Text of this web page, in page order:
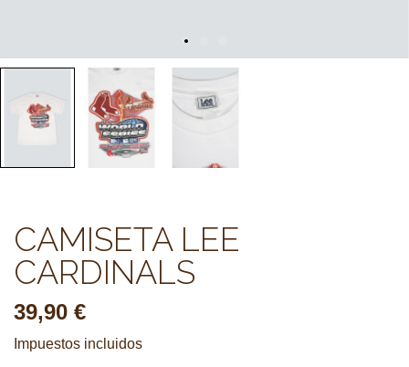
CAMISETA LEE
CARDINALS
39,90 €
Impuestos incluidos